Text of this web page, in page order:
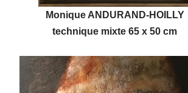
Monique ANDURAND-HOILLY
technique mixte 65 x 50 cm